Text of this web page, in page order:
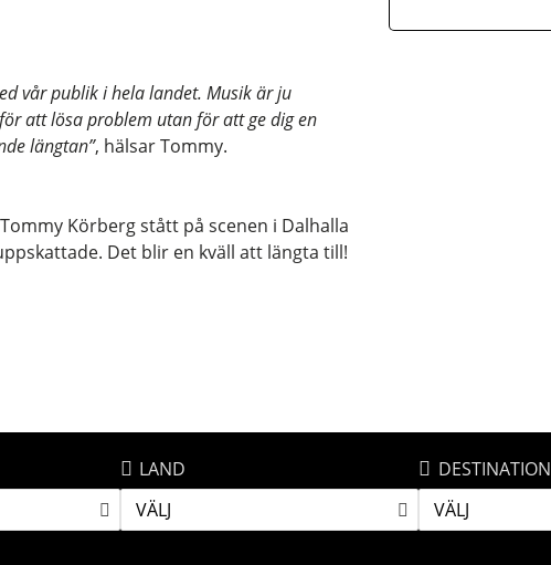
vår publik i hela landet. Musik är ju
att lösa problem utan för att ge dig en
längtan”, hälsar Tommy.
Körberg stått på scenen i Dalhalla
Det blir en kväll att längta till!
LAND
VÄLJ
DESTINATION
VÄLJ